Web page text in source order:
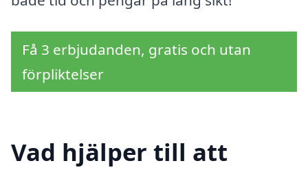
Få 3 erbjudanden, gratis och utan
förpliktelser
Vad hjälper till att